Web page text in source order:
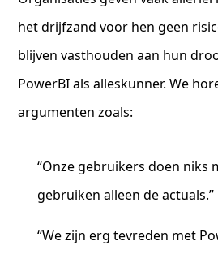
het drijfzand voor hen geen
blijven vasthouden aan hun
PowerBI als alleskunner. We
argumenten zoals:
“Onze gebruikers doen niks
gebruiken alleen de actuals.”
“We zijn erg tevreden met